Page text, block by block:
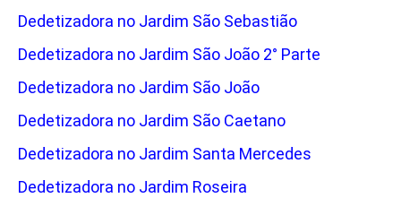
Dedetizadora no Jardim São Sebastião
Dedetizadora no Jardim São João 2° Parte
Dedetizadora no Jardim São João
Dedetizadora no Jardim São Caetano
Dedetizadora no Jardim Santa Mercedes
Dedetizadora no Jardim Roseira